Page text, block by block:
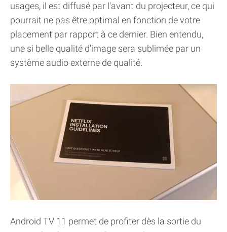
usages, il est diffusé par l'avant du projecteur, ce qui
pourrait ne pas être optimal en fonction de votre
placement par rapport à ce dernier. Bien entendu,
une si belle qualité d'image sera sublimée par un
système audio externe de qualité.
Android TV 11 permet de profiter dès la sortie du